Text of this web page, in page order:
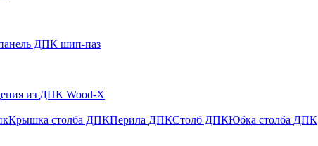
ДПК шип-паз
из ДПК Wood-X
Крышка столба ДПКПерила ДПКСтолб ДПКЮбка столба ДПК